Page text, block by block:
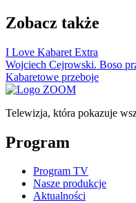
Zobacz także
I Love Kabaret Extra
Wojciech Cejrowski. Boso
Kabaretowe przeboje
Telewizja, która pokazuje
Program
Program TV
Nasze produkcje
Aktualności